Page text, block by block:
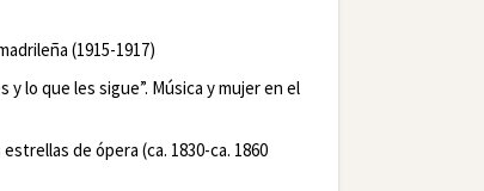
(1915-1917)
lo que les sigue”. Música y mujer en el
de ópera (ca. 1830-ca. 1860